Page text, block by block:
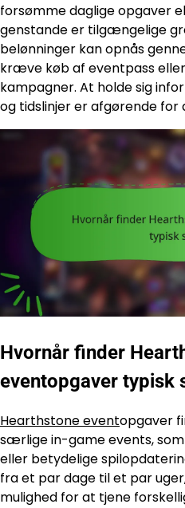
forsømme daglige opgaver
genstande er tilgængelige
belønninger kan opnås
kræve køb af eventpass
kampagner. At holde sig
og tidslinjer er afgørende for
Hvornår finder
eventopgaver typisk
Hearthstone eventopgaver
særlige in-game events,
eller betydelige
fra et par dage til et par
mulighed for at tjene